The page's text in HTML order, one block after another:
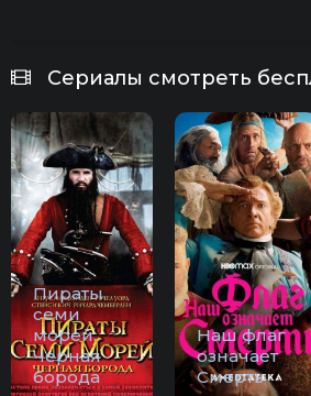
Сериалы смотреть
Пираты
семи
морей:
Черная
борода
Наш флаг
означает
Смерть